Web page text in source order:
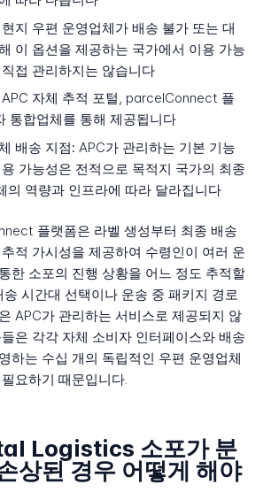
현지 우편 운영업체가 배송 불가 또는 대
이 옵션을 제공하는 국가에서 이용 가능
접 관리하지는 않습니다
APC 자체 추적 포털, parcelConnect 플
통합업체를 통해 제공됩니다
배송 지점: APC가 관리하는 기본 기능
가능성은 전적으로 목적지 국가의 최종
의 역량과 인프라에 따라 달라집니다
플랫폼은 라벨 생성부터 최종 배송
적 가시성을 제공하여 수령인이 여러 운
한 소포의 진행 상황을 어느 정도 추적할
송 시간대 선택이나 운송 중 패키지 경로
APC가 관리하는 서비스로 제공되지 않
은 각각 자체 소비자 인터페이스와 배송
하는 수십 개의 독립적인 우편 운영업체
요하기 때문입니다.
Logistics 소포가 분
상된 경우 어떻게 해야